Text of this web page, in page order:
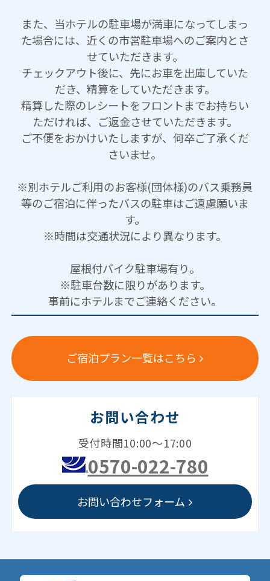
また、当ホテルの駐車場が満車になってしまっ
た場合には、近くの市営駐車場へのご案内とさ
せていただきます。
チェックアウト後に、先にお車を出庫していた
だき、精算をしていただきます。
精算した際のレシートをフロントまでお持ちい
ただければ、ご返金させていただきます。
ご不便をおかけいたしますが、何卒ご了承くだ
さいませ。
※別ホテルご利用のお客様(団体様)のバス乗務員
等のご宿泊に伴ったバスの駐車はご遠慮願いま
す。
※時間は交通状況により異なります。
屋根付バイク駐車場有り。
※駐車台数に限りがあります。
事前にホテルまでご連絡ください。
ご宿泊プラン一覧はこちら
お問い合わせ
受付時間10:00～17:00
0570-022-780
お問い合わせフォーム